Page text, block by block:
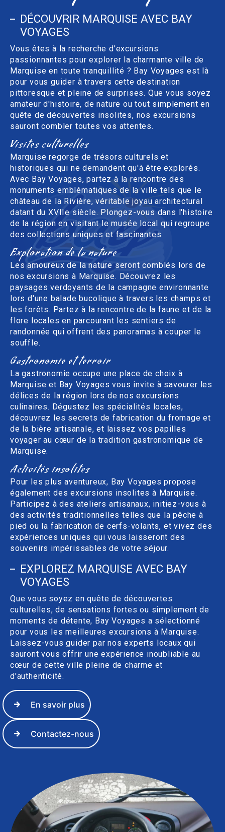
DÉCOUVRIR MARQUISE AVEC BAY
VOYAGES
Vous êtes à la recherche d'excursions
passionnantes pour explorer la charmante ville de
Marquise en toute tranquillité ? Bay Voyages est là
pour vous guider à travers cette destination
pittoresque et pleine de surprises. Que vous soyez
amateur d'histoire, de nature ou tout simplement en
quête de découvertes insolites, nos excursions
sauront combler toutes vos attentes.
Visites culturelles
Marquise regorge de trésors culturels et
historiques qui ne demandent qu'à être explorés.
Avec Bay Voyages, partez à la rencontre des
monuments emblématiques de la ville tels que le
château de la Rivière, véritable joyau architectural
datant du XVIIe siècle. Plongez-vous dans l'histoire
de la région en visitant le musée local qui regroupe
des collections uniques et fascinantes.
Exploration de la nature
Les amoureux de la nature seront comblés lors de
nos excursions à Marquise. Découvrez les
paysages verdoyants de la campagne environnante
lors d'une balade bucolique à travers les champs et
les forêts. Partez à la rencontre de la faune et de la
flore locales en parcourant les sentiers de
randonnée qui offrent des panoramas à couper le
souffle.
Gastronomie et terroir
La gastronomie occupe une place de choix à
Marquise et Bay Voyages vous invite à savourer les
délices de la région lors de nos excursions
culinaires. Dégustez les spécialités locales,
découvrez les secrets de fabrication du fromage et
de la bière artisanale, et laissez vos papilles
voyager au cœur de la tradition gastronomique de
Marquise.
Activités insolites
Pour les plus aventureux, Bay Voyages propose
également des excursions insolites à Marquise.
Participez à des ateliers artisanaux, initiez-vous à
des activités traditionnelles telles que la pêche à
pied ou la fabrication de cerfs-volants, et vivez des
expériences uniques qui vous laisseront des
souvenirs impérissables de votre séjour.
EXPLOREZ MARQUISE AVEC BAY
VOYAGES
Que vous soyez en quête de découvertes
culturelles, de sensations fortes ou simplement de
moments de détente, Bay Voyages a sélectionné
pour vous les meilleures excursions à Marquise.
Laissez-vous guider par nos experts locaux qui
sauront vous offrir une expérience inoubliable au
cœur de cette ville pleine de charme et
d'authenticité.
En savoir plus
Contactez-nous